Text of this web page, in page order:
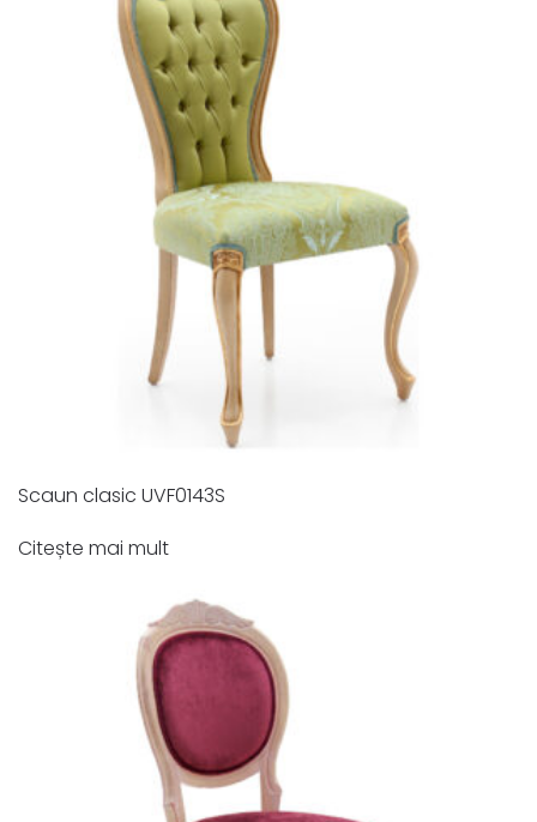
Scaun clasic UVF0143S
Citește mai mult